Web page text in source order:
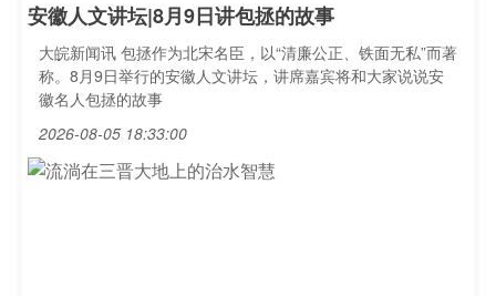
安徽人文讲坛|8月9日讲包拯的故事
大皖新闻讯 包拯作为北宋名臣，以“清廉公正、铁面无私”而著
称。8月9日举行的安徽人文讲坛，讲席嘉宾将和大家说说安
徽名人包拯的故事
2026-08-05 18:33:00